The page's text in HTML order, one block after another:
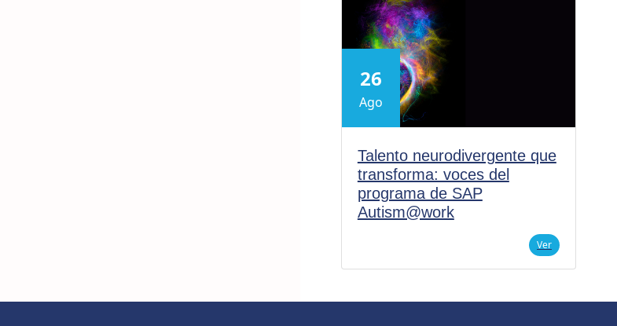
26
Ago
Talento neurodivergente que
transforma: voces del
programa de SAP
Autism@work
Ver